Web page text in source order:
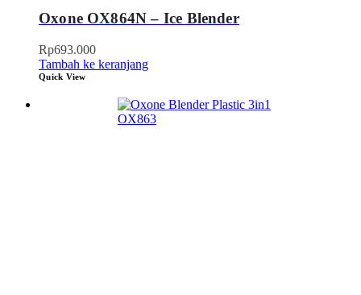
Oxone OX864N – Ice Blender
Rp693.000
Tambah ke keranjang
Quick View